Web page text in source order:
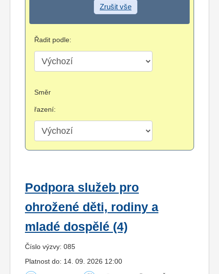
Zrušit vše
Řadit podle:
Směr
řazení:
Podpora služeb pro
ohrožené děti, rodiny a
mladé dospělé (4)
Číslo výzvy: 085
Platnost do: 14. 09. 2026 12:00